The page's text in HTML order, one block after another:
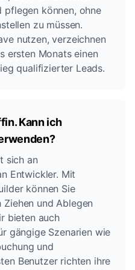
pflegen können, ohne
zu müssen.
nutzen, verzeichnen
ersten Monats einen
qualifizierter Leads.
Kann ich
sich an
Entwickler. Mit
können Sie
und Ablegen
bieten auch
gängige Szenarien wie
und
Benutzer richten ihre